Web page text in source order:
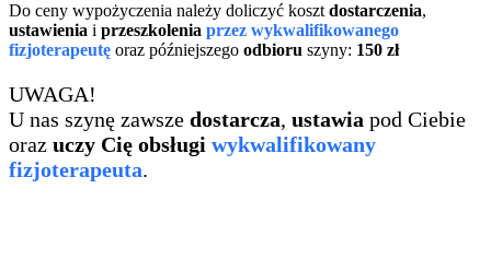
Do ceny wypożyczenia należy doliczyć koszt dostarczenia,
ustawienia i przeszkolenia przez wykwalifikowanego
fizjoterapeutę oraz późniejszego odbioru szyny: 150 zł
UWAGA!
U nas szynę zawsze dostarcza, ustawia pod Ciebie
oraz uczy Cię obsługi wykwalifikowany
fizjoterapeuta.